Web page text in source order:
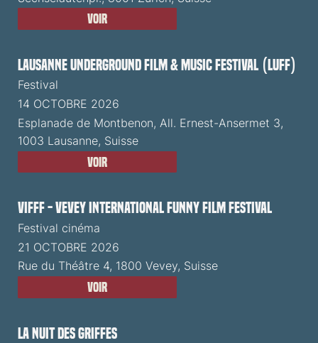
Voir
Lausanne Underground Film & Music Festival (LUFF)
Festival
14 OCTOBRE 2026
Esplanade de Montbenon, All. Ernest-Ansermet 3,
1003 Lausanne, Suisse
Voir
VIFFF - Vevey International Funny Film Festival
Festival cinéma
21 OCTOBRE 2026
Rue du Théâtre 4, 1800 Vevey, Suisse
Voir
La Nuit des Griffes